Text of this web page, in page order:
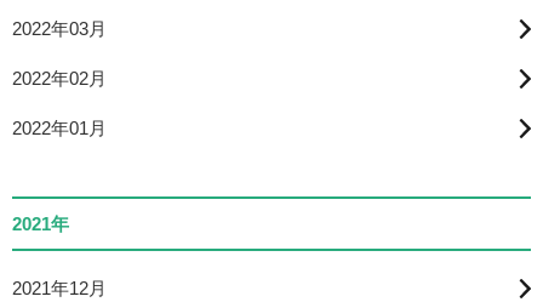
2022年03月
2022年02月
2022年01月
2021年
2021年12月